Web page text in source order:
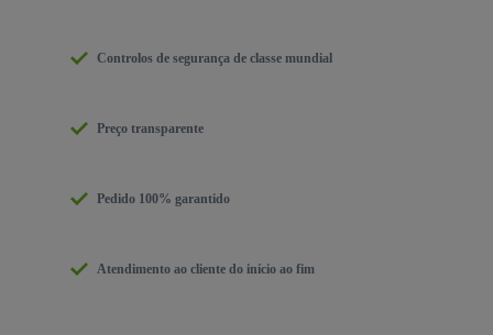
Controlos de segurança de classe mundial
Preço transparente
Pedido 100% garantido
Atendimento ao cliente do início ao fim